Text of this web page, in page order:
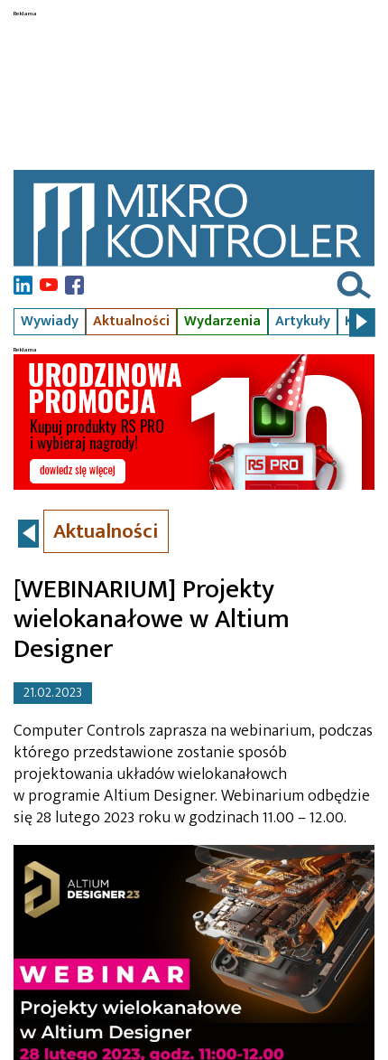
Wywiady Aktualności Wydarzenia Artykuły Kursy
Aktualności
[WEBINARIUM] Projekty
wielokanałowe w Altium
Designer
21.02.2023
Computer Controls zaprasza na webinarium, podczas
którego przedstawione zostanie sposób
projektowania układów wielokanałowch
w programie Altium Designer. Webinarium odbędzie
się 28 lutego 2023 roku w godzinach 11.00 – 12.00.